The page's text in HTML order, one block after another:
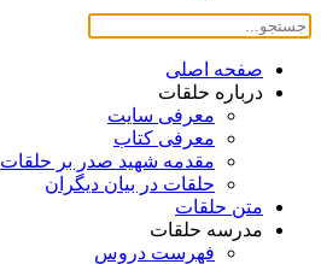
صفحه اصلی
درباره حلقات
معرفی سایت
معرفی کتاب
مقدمه شهید صدر بر حلقات
حلقات در بیان دیگران
متن حلقات
مدرسه حلقات
فهرست دروس